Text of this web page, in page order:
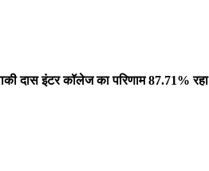
दास इंटर कॉलेज का परिणाम 87.71% रहा